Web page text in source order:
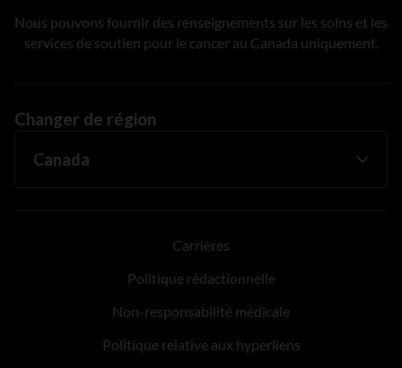
Nous pouvons fournir des renseignements sur les soins et les
services de soutien pour le cancer au Canada uniquement.
Changer de région
Carrières
Politique rédactionnelle
Non-responsabilité médicale
Politique relative aux hyperliens